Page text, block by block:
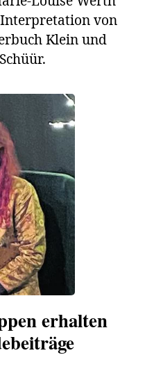
von
Klein und
erhalten